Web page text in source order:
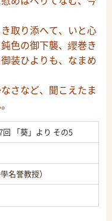
取り添へて、いと心
色の御下襲、纓巻き
装ひよりも、なまめ
さなど、聞こえたま
「葵」より その5
名誉教授）